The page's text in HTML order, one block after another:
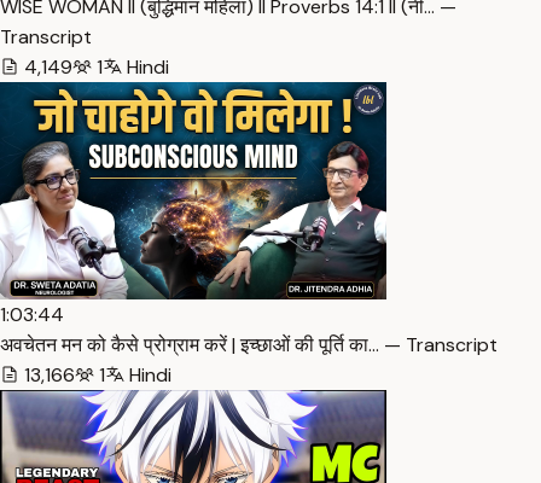
WISE WOMAN ll (बुद्धिमान महिला) ll Proverbs 14:1 ll (नी… —
Transcript
4,149
1 Hindi
1:03:44
अवचेतन मन को कैसे प्रोग्राम करें | इच्छाओं की पूर्ति का… — Transcript
13,166
1 Hindi